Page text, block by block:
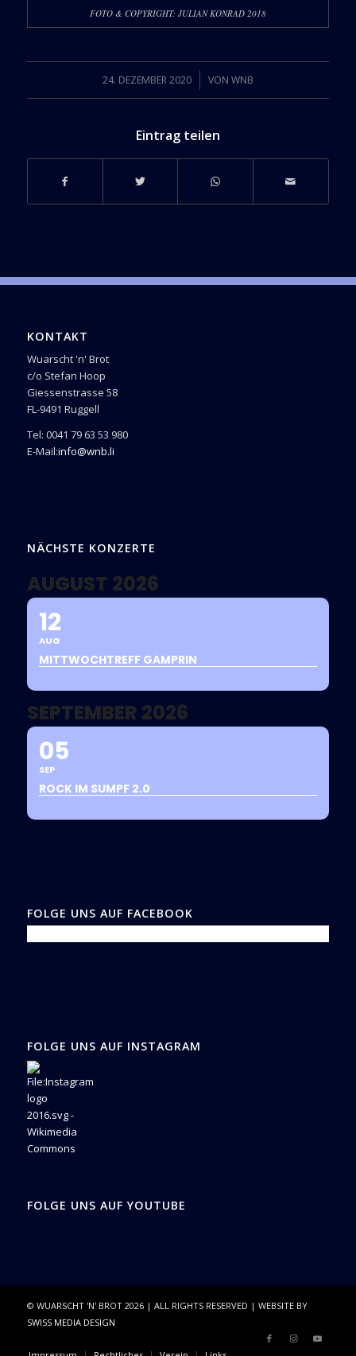
FOTO & COPYRIGHT: JULIAN KONRAD 2018
24. DEZEMBER 2020
/ VON WNB
Eintrag teilen
KONTAKT
Wuarscht 'n' Brot
c/o Stefan Hoop
Giessenstrasse 58
FL-9491 Ruggell
Tel: 0041 79 63 53 980
E-Mail:info@wnb.li
NÄCHSTE KONZERTE
AUGUST 2026
12
AUG
MITTWOCHTREFF GAMPRIN
SEPTEMBER 2026
05
SEP
ROCK IM SUMPF 2.0
FOLGE UNS AUF FACEBOOK
FOLGE UNS AUF INSTAGRAM
FOLGE UNS AUF YOUTUBE
© WUARSCHT 'N' BROT 2026| ALL RIGHTS RESERVED | WEBSITE BY
SWISS MEDIA DESIGN